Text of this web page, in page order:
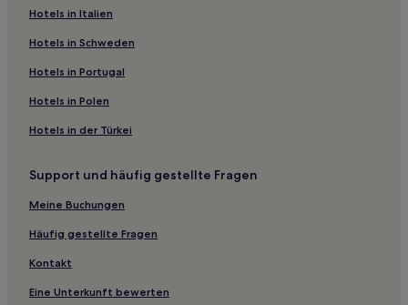
San Litardo Hotels
San Valentino Hotels
Bettona Hotels
Collestrada Hotels
Città della Pieve Hotels
Monteleone d'Orvieto Hotels
Torricella Hotels
Perugia Hotels
Lippiano Hotels
Hotels nahe Galleria Nazionale dell'Umbria
Hotels in Italien
Hotels in Schweden
Hotels in Portugal
Hotels in Polen
Hotels in der Türkei
Support und häufig gestellte Fragen
Meine Buchungen
Häufig gestellte Fragen
Kontakt
Eine Unterkunft bewerten